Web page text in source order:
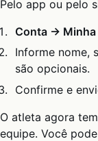
Pelo app ou pelo
Conta →
Informe nome,
são opcionais.
Confirme e
O atleta agora
equipe. Você